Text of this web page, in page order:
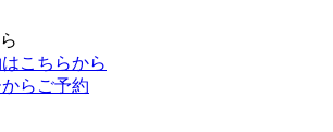
こちらから
らご予約